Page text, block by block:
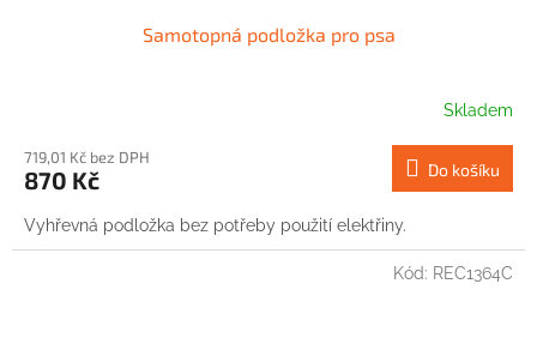
Samotopná podložka pro psa
Skladem
719,01 Kč bez DPH
870 Kč Do košíku
Vyhřevná podložka bez potřeby použití elektřiny.
Kód: REC1364C